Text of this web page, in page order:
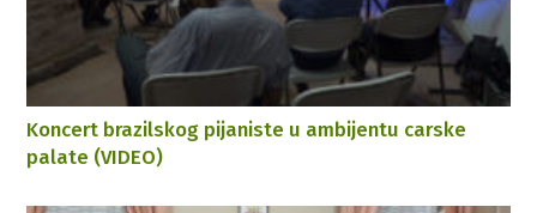
Koncert brazilskog pijaniste u ambijentu carske
palate (VIDEO)